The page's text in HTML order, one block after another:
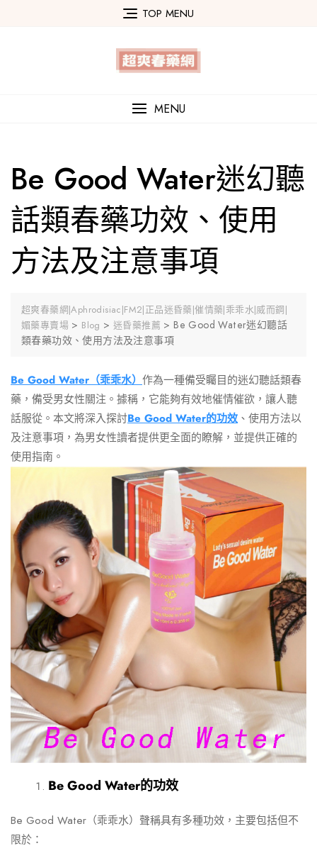
TOP MENU
MENU
Be Good Water迷幻聽
話類春藥功效、使用
方法及注意事項
超爽春藥網|Aphrodisiac|FM2|正品迷昏藥|催情藥|乖乖水|威而鋼|
媚藥專賣場 > Blog >迷昏藥推薦 > Be Good Water迷幻聽話
類春藥功效、使用方法及注意事項
Be Good Water（乖乖水） 作為一種備受矚目的迷幻聽話類春
藥，備受男女性關注。據稱，它能夠有效地催情催欲，讓人聽
話服從。本文將深入探討Be Good Water的功效 、使用方法以
及注意事項，為男女性讀者提供更全面的瞭解，並提供正確的
使用指南。
Be Good Water的功效
Be Good Water（乖乖水）聲稱具有多種功效，主要包括但不
限於：